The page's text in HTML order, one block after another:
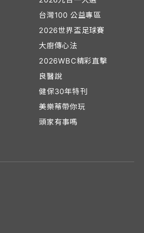
台灣100 公益專區
2026世界盃足球賽
大廚傳心法
2026WBC精彩直擊
良醫說
健保30年特刊
美樂蒂帶你玩
頭家有事嗎